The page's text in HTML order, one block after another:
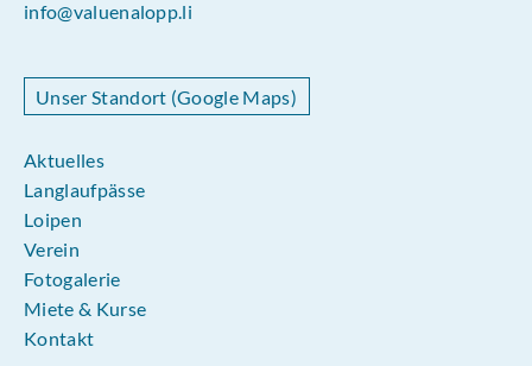
info@valuenalopp.li
Unser Standort (Google Maps)
Aktuelles
Langlaufpässe
Loipen
Verein
Fotogalerie
Miete & Kurse
Kontakt